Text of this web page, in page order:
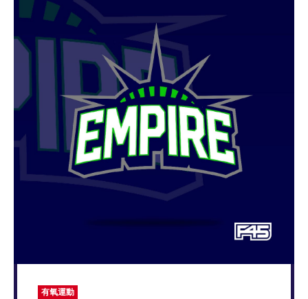
有氧運動